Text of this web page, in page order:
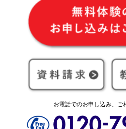
お電話でのお申し込み、ご